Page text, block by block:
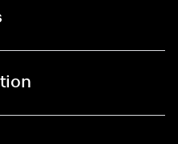
Klarna, Swish,
köp online